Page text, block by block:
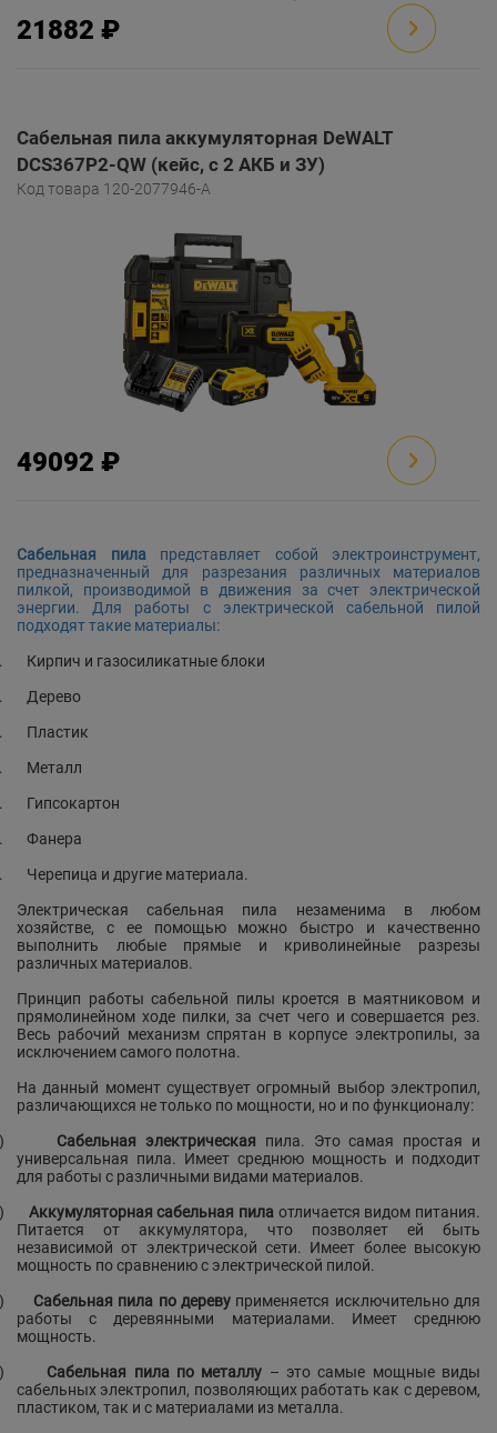
21882 ₽
Сабельная пила аккумуляторная DeWALT
DCS367P2-QW (кейс, с 2 АКБ и ЗУ)
Код товара 120-2077946-A
49092 ₽
Сабельная пила представляет собой электроинструмент,
предназначенный для разрезания различных материалов
пилкой, производимой в движения за счет электрической
энергии. Для работы с электрической сабельной пилой
подходят такие материалы:
Кирпич и газосиликатные блоки
Дерево
Пластик
Металл
Гипсокартон
Фанера
Черепица и другие материала.
Электрическая сабельная пила незаменима в любом
хозяйстве, с ее помощью можно быстро и качественно
выполнить любые прямые и криволинейные разрезы
различных материалов.
Принцип работы сабельной пилы кроется в маятниковом и
прямолинейном ходе пилки, за счет чего и совершается рез.
Весь рабочий механизм спрятан в корпусе электропилы, за
исключением самого полотна.
На данный момент существует огромный выбор электропил,
различающихся не только по мощности, но и по функционалу:
Сабельная электрическая пила. Это самая простая и
универсальная пила. Имеет среднюю мощность и подходит
для работы с различными видами материалов.
Аккумуляторная сабельная пила отличается видом питания.
Питается от аккумулятора, что позволяет ей быть
независимой от электрической сети. Имеет более высокую
мощность по сравнению с электрической пилой.
Сабельная пила по дереву применяется исключительно для
работы с деревянными материалами. Имеет среднюю
мощность.
Сабельная пила по металлу – это самые мощные виды
сабельных электропил, позволяющих работать как с деревом,
пластиком, так и с материалами из металла.